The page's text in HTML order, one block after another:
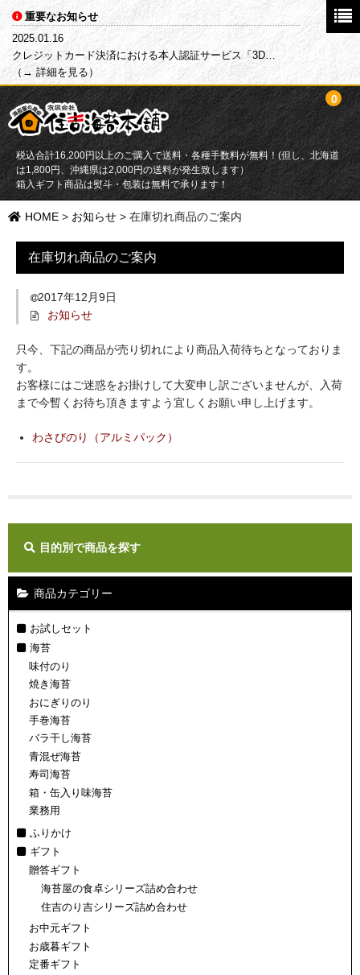
重要なお知らせ
2025.01.16
クレジットカード決済における本人認証サービス「3D…
（→ 詳細を見る）
税込合計16,200円以上のご購入で送料・各種手数料が無料！(但し、北海道
は1,800円、沖縄県は2,000円の送料が発生致します）
箱入ギフト商品は熨斗・包装は無料で承ります！
0
HOME
商品一覧
海苔
ふりかけ
ギフト
お問い合わせ
HOME > お知らせ > 在庫切れ商品のご案内
在庫切れ商品のご案内
2017年12月9日
お知らせ
只今、下記の商品が売り切れにより商品入荷待ちとなっておりま
す。
お客様にはご迷惑をお掛けして大変申し訳ございませんが、入荷
まで今暫くお待ち頂きますよう宜しくお願い申し上げます。
わさびのり（アルミパック）
目的別で商品を探す
商品カテゴリー
お試しセット
海苔
味付のり
焼き海苔
おにぎりのり
手巻海苔
バラ干し海苔
青混ぜ海苔
寿司海苔
箱・缶入り味海苔
業務用
ふりかけ
ギフト
贈答ギフト
海苔屋の食卓シリーズ詰め合わせ
住吉のり吉シリーズ詰め合わせ
お中元ギフト
お歳暮ギフト
定番ギフト